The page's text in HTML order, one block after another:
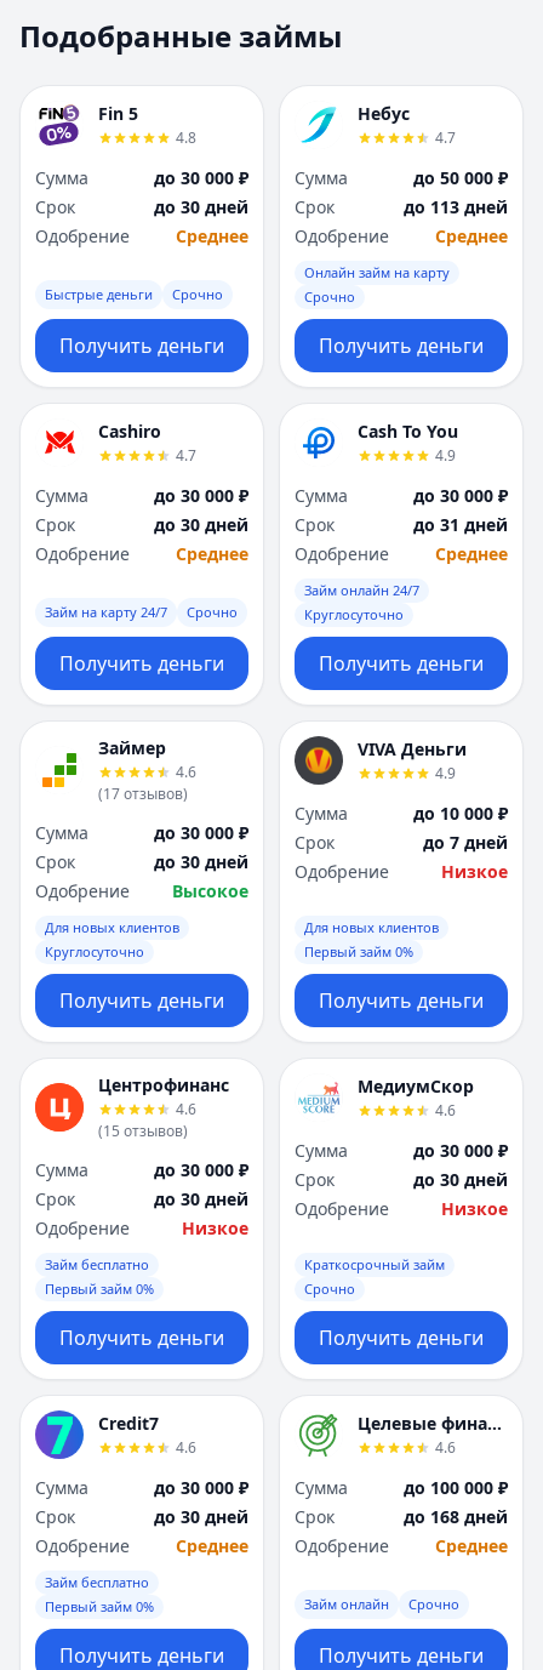
Набережные Челны
Нижний Новгород
Новокузнецк
Новосибирск
Омск
П
Пенза
Пермь
Р
Ростов-на-Дону
Рязань
С
Самара
Санкт-Петербург
Саратов
Сочи
Сургут
Т
Тверь
Тольятти
Томск
Тула
Тюмень
Ульяновск
Х
Хабаровск
Ч
Чебоксары
Челябинск
Я
Вся Россия
Набережные
Нижний Новгород
Новокузнецк
Новосибирск
Омск
Оренбург
П
Пенза
Пермь
Р
Ростов-на-Дону
Рязань
С
Самара
Санкт-Петербург
Саратов
Сочи
Сургут
Т
Тверь
Тольятти
Томск
Тула
Тюмень
Ульяновск
Х
Хабаровск
Ч
Чебоксары
Челябинск
Я
Вся Россия
Подобранные займы
Fin 5
4.8
Сумма
до 30 000 ₽
Срок
до 30 дней
Одобрение
Среднее
Быстрые деньги Срочно
Получить деньги
Небус
4.7
Сумма
до 50 000 ₽
Срок
до 113 дней
Одобрение
Среднее
Онлайн займ на карту
Срочно
Получить деньги
Cashiro
4.7
Сумма
до 30 000 ₽
Срок
до 30 дней
Одобрение
Среднее
Займ на карту 24/7 Срочно
Получить деньги
Cash To You
4.9
Сумма
до 30 000 ₽
Срок
до 31 дней
Одобрение
Среднее
Займ онлайн 24/7
Круглосуточно
Получить деньги
Займер
4.6
(17отзывов)
Сумма
до 30 000 ₽
Срок
до 30 дней
Одобрение
Высокое
Для новых клиентов
Круглосуточно
Получить деньги
VIVA Деньги
4.9
Сумма
до 10 000 ₽
Срок
до 7 дней
Одобрение
Низкое
Для новых клиентов
Первый займ 0%
Получить деньги
Центрофинанс
4.6
(15 отзывов)
Сумма
до 30 000 ₽
Срок
до 30 дней
Одобрение
Низкое
Займ бесплатно
Первый займ 0%
Получить деньги
МедиумСкор
4.6
Сумма
до 30 000 ₽
Срок
до 30 дней
Одобрение
Низкое
Краткосрочный займ
Срочно
Получить деньги
Credit7
4.6
Сумма
до 30 000 ₽
Срок
до 30 дней
Одобрение
Среднее
Займ бесплатно
Первый займ 0%
Получить деньги
Целевые финансы
4.6
Сумма
до 100 000 ₽
Срок
до 168 дней
Одобрение
Среднее
Займ онлайн Срочно
Получить деньги